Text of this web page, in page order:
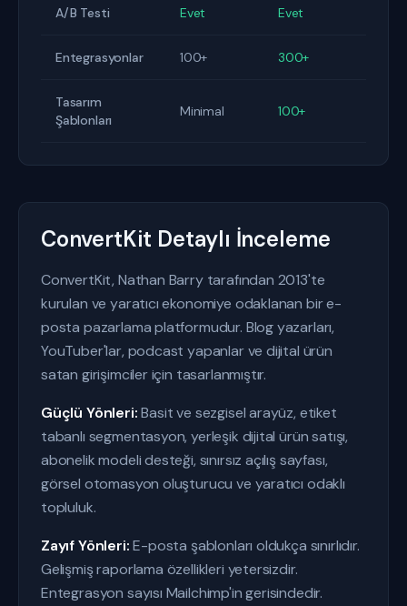
A/B Testi Evet Evet
Entegrasyonlar 100+ 300+
Tasarım
Şablonları
Minimal 100+
ConvertKit Detaylı İnceleme
ConvertKit, Nathan Barry tarafından 2013'te
kurulan ve yaratıcı ekonomiye odaklanan bir e-
posta pazarlama platformudur. Blog yazarları,
YouTuber'lar, podcast yapanlar ve dijital ürün
satan girişimciler için tasarlanmıştır.
Güçlü Yönleri:Basit ve sezgisel arayüz, etiket
tabanlı segmentasyon, yerleşik dijital ürün satışı,
abonelik modeli desteği, sınırsız açılış sayfası,
görsel otomasyon oluşturucu ve yaratıcı odaklı
topluluk.
Zayıf Yönleri:E-posta şablonları oldukça sınırlıdır.
Gelişmiş raporlama özellikleri yetersizdir.
Entegrasyon sayısı Mailchimp'in gerisindedir.